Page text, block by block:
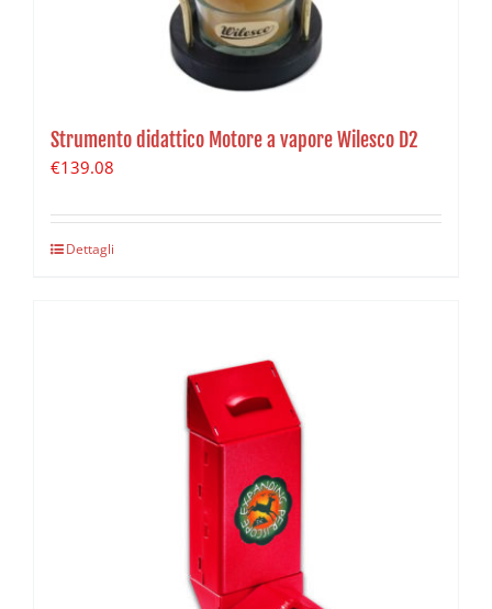
Strumento didattico Motore a vapore Wilesco D2
€139.08
Dettagli